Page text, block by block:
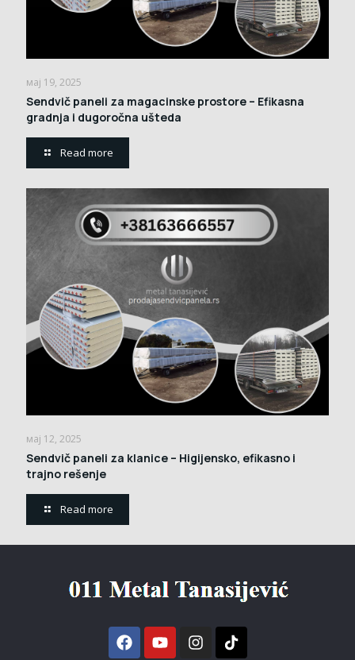
мај 19, 2025
Sendvič paneli za magacinske prostore – Efikasna
gradnja i dugoročna ušteda
Read more
мај 12, 2025
Sendvič paneli za klanice – Higijensko, efikasno i
trajno rešenje
Read more